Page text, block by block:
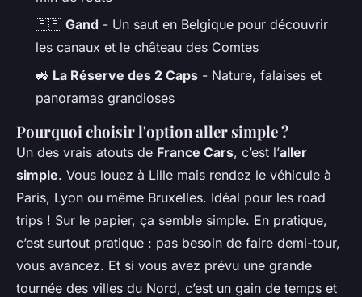
🇧🇪 Gand - Un saut en Belgique pour découvrir
les canaux et le château des Comtes
🚜 La Réserve des 2 Caps - Nature, falaises et
panoramas grandioses
Pourquoi choisir l'option aller simple ?
Un des vrais atouts de France Cars, c’est l’aller
simple. Vous louez à Lille mais rendez le véhicule à
Paris, Lyon ou même Bruxelles. Idéal pour les road
trips ! Sur le papier, ça semble simple. En pratique,
c’est surtout pratique : pas besoin de faire demi-tour,
vous avancez. Et si vous avez prévu une grande
tournée des villes du Nord, c’est un gain de temps et